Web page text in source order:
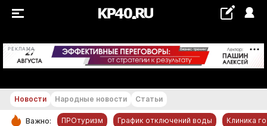
РЕКЛАМА +23...+24 °С
Новости Народные новости Статьи
Важно: ПРОтуризм График отключений воды Клиника